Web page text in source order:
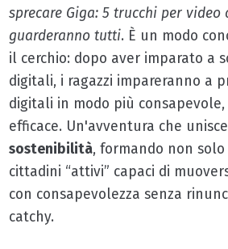
sprecare Giga: 5 trucchi per video
guarderanno tutti. È un modo
il cerchio: dopo aver imparato a
digitali, i ragazzi impareranno a
digitali in modo più
efficace. Un'avventura che unisce
sostenibilità, formando non solo
cittadini “attivi” capaci di
con consapevolezza senza
catchy.